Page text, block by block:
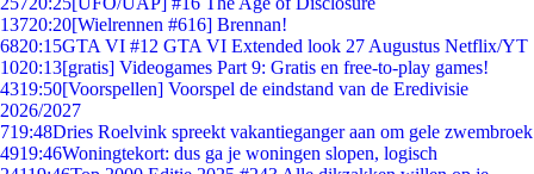
13720:20[Wielrennen #616] Brennan!
6820:15GTA VI #12 GTA VI Extended look 27 Augustus Netflix/YT
1020:13[gratis] Videogames Part 9: Gratis en free-to-play games!
4319:50[Voorspellen] Voorspel de eindstand van de Eredivisie
2026/2027
719:48Dries Roelvink spreekt vakantieganger aan om gele zwembroek
4919:46Woningtekort: dus ga je woningen slopen, logisch